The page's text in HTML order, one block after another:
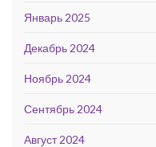
Январь 2025
Декабрь 2024
Ноябрь 2024
Сентябрь 2024
Август 2024